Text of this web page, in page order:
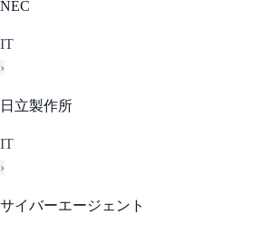
NEC
IT
›
日立製作所
IT
›
サイバーエージェント